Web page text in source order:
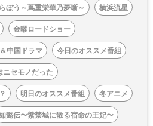
ぼう～蔦重栄華乃夢噺～
横浜流星
金曜ロードショー
中国ドラマ
今日のオススメ番組
セモノだった
明日のオススメ番組
冬アニメ
懿伝〜紫禁城に散る宿命の王妃〜